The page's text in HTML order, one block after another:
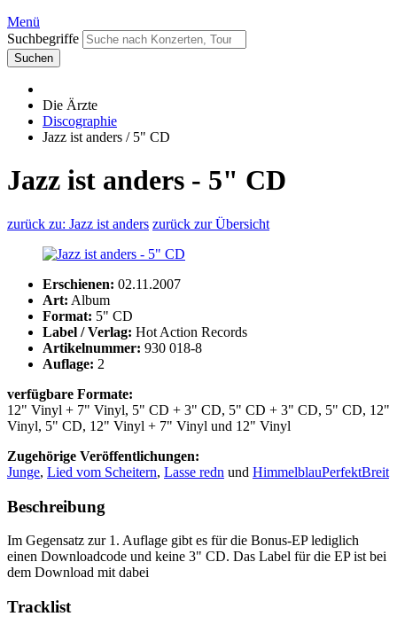
Menü
Suchbegriffe
Suchen
Die Ärzte
Discographie
Jazz ist anders / 5" CD
Jazz ist anders - 5" CD
zurück zu: Jazz ist anders zurück zur Übersicht
Erschienen: 02.11.2007
Art: Album
Format: 5" CD
Label / Verlag: Hot Action Records
Artikelnummer: 930 018-8
Auflage: 2
verfügbare Formate:
12" Vinyl + 7" Vinyl, 5" CD + 3" CD, 5" CD + 3" CD, 5" CD, 12"
Vinyl, 5" CD, 12" Vinyl + 7" Vinyl und 12" Vinyl
Zugehörige Veröffentlichungen:
Junge, Lied vom Scheitern, Lasse redn und HimmelblauPerfektBreit
Beschreibung
Im Gegensatz zur 1. Auflage gibt es für die Bonus-EP lediglich
einen Downloadcode und keine 3" CD. Das Label für die EP ist bei
dem Download mit dabei
Tracklist